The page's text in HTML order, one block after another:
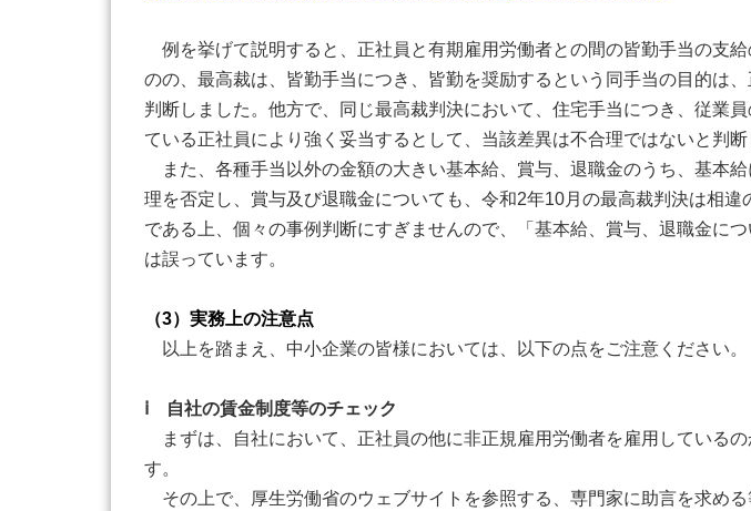
例を挙げて説明すると、正社員と有期雇用労働者との間の皆勤手当の支
のの、最高裁は、皆勤手当につき、皆勤を奨励するという同手当の目的は
判断しました。他方で、同じ最高裁判決において、住宅手当につき、従業
ている正社員により強く妥当するとして、当該差異は不合理ではないと判断
また、各種手当以外の金額の大きい基本給、賞与、退職金のうち、基本
理を否定し、賞与及び退職金についても、令和2年10月の最高裁判決は相
である上、個々の事例判断にすぎませんので、「基本給、賞与、退職金に
は誤っています。
（3）実務上の注意点
以上を踏まえ、中小企業の皆様においては、以下の点をご注意ください。
ⅰ 自社の賃金制度等のチェック
まずは、自社において、正社員の他に非正規雇用労働者を雇用している
す。
その上で、厚生労働省のウェブサイトを参照する、専門家に助言を求め